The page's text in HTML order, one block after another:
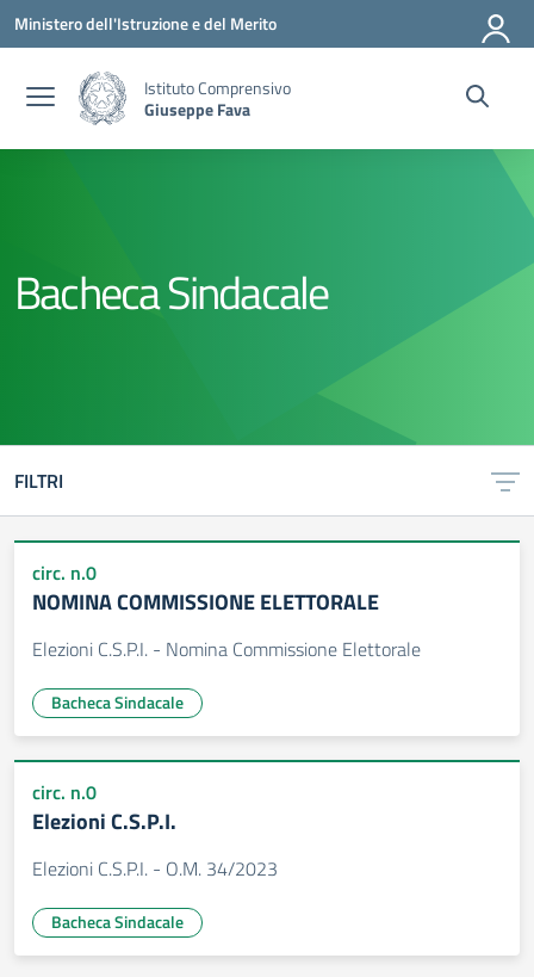
Vai ai contenuti
Vai al menu di navigazione
Vai al footer
Ministero dell'Istruzione e del Merito
Istituto Comprensivo
Giuseppe Fava
Bacheca Sindacale
FILTRI
circ. n.0
NOMINA COMMISSIONE ELETTORALE
Elezioni C.S.P.I. - Nomina Commissione Elettorale
Bacheca Sindacale
circ. n.0
Elezioni C.S.P.I.
Elezioni C.S.P.I. - O.M. 34/2023
Bacheca Sindacale